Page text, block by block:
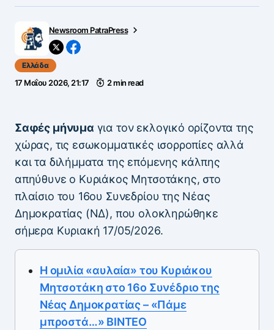
Newsroom PatraPress
Ελλάδα
17 Μαΐου 2026, 21:17 2 min read
Σαφές μήνυμα για τον εκλογικό ορίζοντα της
χώρας, τις εσωκομματικές ισορροπίες αλλά
και τα διλήμματα της επόμενης κάλπης
απηύθυνε ο Κυριάκος Μητσοτάκης, στο
πλαίσιο του 16ου Συνεδρίου της Νέας
Δημοκρατίας (ΝΔ), που ολοκληρώθηκε
σήμερα Κυριακή 17/05/2026.
Η ομιλία «αυλαία» του Κυριάκου
Μητσοτάκη στο 16ο Συνέδριο της
Νέας Δημοκρατίας – «Πάμε
μπροστά…» ΒΙΝΤΕΟ